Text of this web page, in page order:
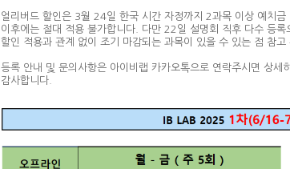
얼리버드 할인은 3월 24일 한국 시간 자정까지 2과목 이상 예치금
이후에는 절대 적용 불가합니다. 다만 22일 설명회 직후 다수 등록
할인 적용과 관계 없이 조기 마감되는 과목이 있을 수 있는 점 참고
등록 안내 및 문의사항은 아이비랩 카카오톡으로 연락주시면 상세
감사합니다.